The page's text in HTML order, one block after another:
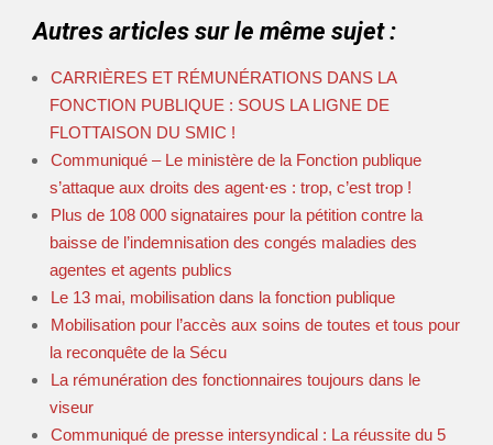
Autres articles sur le même sujet :
CARRIÈRES ET RÉMUNÉRATIONS DANS LA
FONCTION PUBLIQUE : SOUS LA LIGNE DE
FLOTTAISON DU SMIC !
Communiqué – Le ministère de la Fonction publique
s’attaque aux droits des agent⋅es : trop, c’est trop !
Plus de 108 000 signataires pour la pétition contre la
baisse de l’indemnisation des congés maladies des
agentes et agents publics
Le 13 mai, mobilisation dans la fonction publique
Mobilisation pour l’accès aux soins de toutes et tous pour
la reconquête de la Sécu
La rémunération des fonctionnaires toujours dans le
viseur
Communiqué de presse intersyndical : La réussite du 5